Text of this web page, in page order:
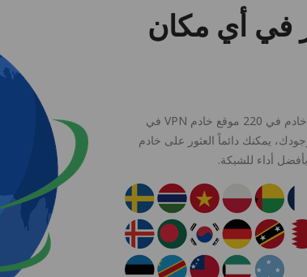
في أي مكان
الإنترنت بطيء ولا يطاق؟ لا تقلق. تدعم PandaVPN حالياً أكثر من 6000 خادم في 220 موقع خادم VPN في
يمكنك دائماً العثور على خادم
أداء للشبكة.